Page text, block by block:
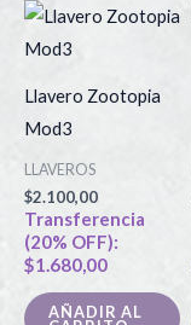
Llavero Zootopia
Mod3
LLAVEROS
$2.100,00
Transferencia
(20% OFF):
$1.680,00
AÑADIR AL